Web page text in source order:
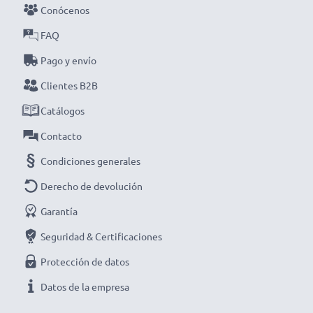
cargador inteligente y compacto con pantalla LCD de
CELLONIC. ¡Haz tu pedido ahora con entrega rápida y
garantía de 3 años!
Conócenos
FAQ
Pago y envío
Clientes B2B
Catálogos
Contacto
Condiciones generales
Derecho de devolución
Garantía
Seguridad & Certificaciones
Protección de datos
Datos de la empresa